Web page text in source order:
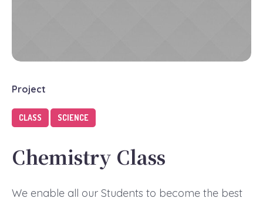
Project
CLASS SCIENCE
Chemistry Class
We enable all our Students to become the best